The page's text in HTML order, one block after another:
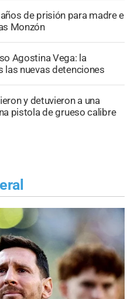
de prisión para madre e
Monzón
Agostina Vega: la
las nuevas detenciones
y detuvieron a una
pistola de grueso calibre